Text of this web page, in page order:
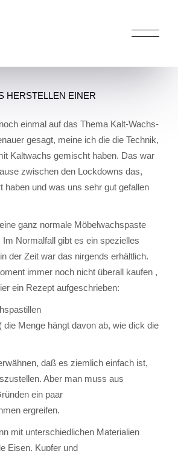
EINER WACHSPASTE
HERSTELLEN EINER
einmal auf das Thema Kalt-Wachs-
gesagt, meine ich die die Technik,
Kaltwachs gemischt haben. Das war
zwischen den Lockdowns das,
haben und was uns sehr gut gefallen
ganz normale Möbelwachspaste
Normalfall gibt es ein spezielles
der Zeit war das nirgends erhältlich.
immer noch nicht überall kaufen ,
ein Rezept aufgeschrieben:
die Menge hängt davon ab, wie dick die
daß es ziemlich einfach ist,
Aber man muss aus
ein paar
ergreifen.
mit unterschiedlichen Materialien
Eisen, Kupfer und